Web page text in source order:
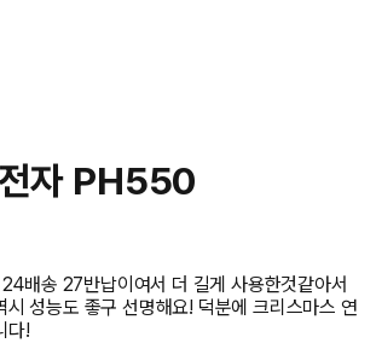
자 PH550
배송 27반납이여서 더 길게 사용한것같아서
성능도 좋구 선명해요! 덕분에 크리스마스 연
다!